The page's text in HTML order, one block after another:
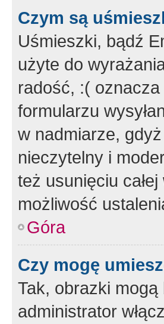
Czym są
Uśmieszki, bądź
użyte do
radość, :(
formularzu
w nadmiarze,
nieczytelny i
też usunięciu
możliwość
Góra
Czy mogę
Tak, obrazki
administrator